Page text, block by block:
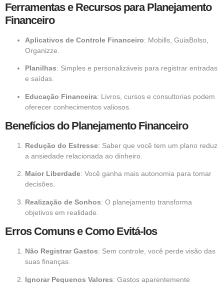
Ferramentas e Recursos para Planejamento
Financeiro
Aplicativos de Controle Financeiro: Mobills, GuiaBolso,
Organizze.
Planilhas: Simples e personalizáveis para registrar entradas
e saídas.
Educação Financeira: Livros, cursos e consultorias podem
oferecer conhecimentos valiosos.
Benefícios do Planejamento Financeiro
Redução do Estresse: Saber que você tem um plano reduz
a ansiedade relacionada ao dinheiro.
Maior Liberdade: Você ganha mais autonomia para tomar
decisões.
Realização de Sonhos: O planejamento transforma
objetivos em realidade.
Erros Comuns e Como Evitá-los
Não Registrar Gastos: Sem controle, você perde visão das
suas finanças.
Ignorar Pequenos Valores: Gastos aparentemente